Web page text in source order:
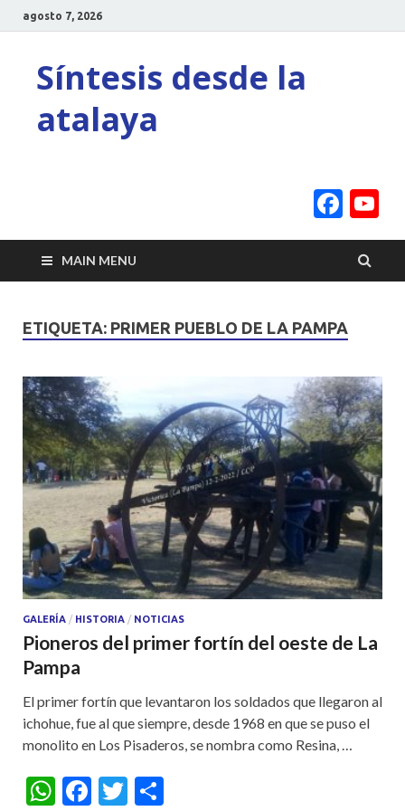
agosto 7, 2026
Síntesis desde la
atalaya
MAIN MENU
ETIQUETA: PRIMER PUEBLO DE LA PAMPA
GALERÍA / HISTORIA / NOTICIAS
Pioneros del primer fortín del oeste de La
Pampa
El primer fortín que levantaron los soldados que llegaron al
ichohue, fue al que siempre, desde 1968 en que se puso el
monolito en Los Pisaderos, se nombra como Resina, …
W F
T